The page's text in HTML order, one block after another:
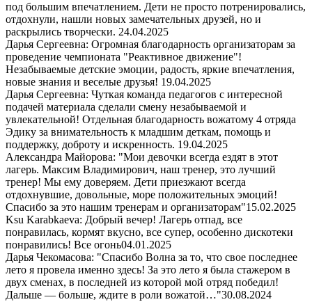
под большим впечатлением. Дети не просто потренировались,
отдохнули, нашли новых замечательных друзей, но и
раскрылись творчески. 24.04.2025
Дарья Сергеевна: Огромная благодарность организаторам за
проведение чемпионата "Реактивное движение"!
Незабываемые детские эмоции, радость, яркие впечатления,
новые знания и веселые друзья! 19.04.2025
Дарья Сергеевна: Чуткая команда педагогов с интересной
подачей материала сделали смену незабываемой и
увлекательной! Отдельная благодарность вожатому 4 отряда
Эдику за внимательность к младшим деткам, помощь и
поддержку, доброту и искренность. 19.04.2025
Александра Майорова: "Мои девочки всегда ездят в этот
лагерь. Максим Владимирович, наш тренер, это лучший
тренер! Мы ему доверяем. Дети приезжают всегда
отдохнувшие, довольные, море положительных эмоций!
Спасибо за это нашим тренерам и организаторам"15.02.2025
Ksu Karabkaeva: Добрый вечер! Лагерь отпад, все
понравилась, кормят вкусно, все супер, особенно дискотеки
понравились! Все огонь04.01.2025
Дарья Чекомасова: "Спасибо Волна за то, что свое последнее
лето я провела именно здесь! За это лето я была стажером в
двух сменах, в последней из которой мой отряд победил!
Дальше — больше, ждите в роли вожатой…"30.08.2024